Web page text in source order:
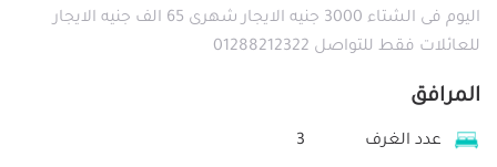
اليوم فى الشتاء 3000 جنيه الايجار شهرى 65 الف جنيه الايجار
للعائلات فقط للتواصل 01288212322
المرافق
عدد الغرف 3